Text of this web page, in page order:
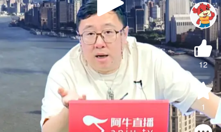
Play
Video
12
1